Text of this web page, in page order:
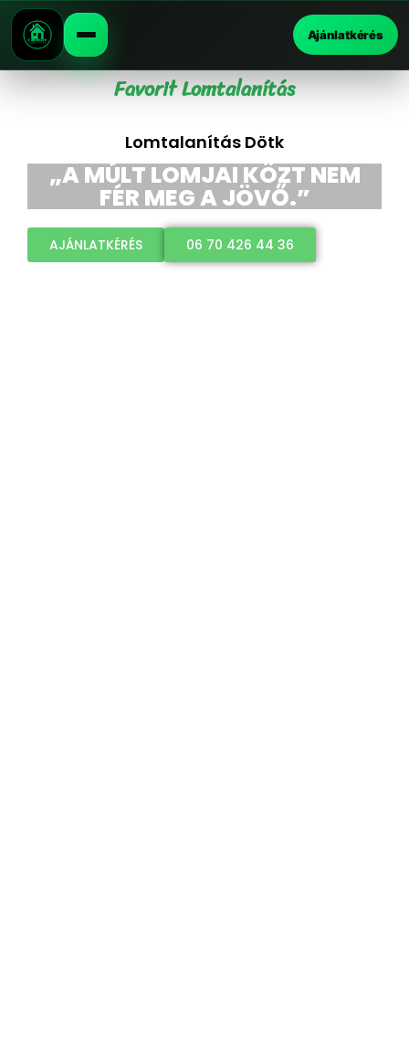
Ajánlatkérés
Favorit Lomtalanítás
Lomtalanítás Dötk
„A MÚLT LOMJAI KÖZT NEM
FÉR MEG A JÖVŐ.”
AJÁNLATKÉRÉS 06 70 426 44 36